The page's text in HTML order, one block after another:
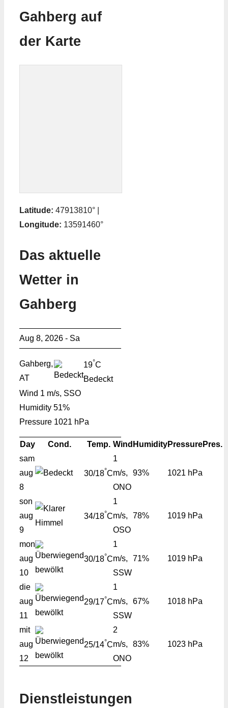
Gahberg auf
der Karte
Latitude: 47913810° |
Longitude: 13591460°
Das aktuelle
Wetter in
Gahberg
Aug 8, 2026 - Sa
Gahberg,
AT
19°C
Bedeckt
Wind 1 m/s, SSO
Humidity 51%
Pressure 1021 hPa
Day Cond. Temp. Wind HumidityPressurePres.
sam
aug
8
30/18°C
1
m/s,
ONO
93% 1021 hPa
son
aug
9
34/18°C
1
m/s,
OSO
78% 1019 hPa
mon
aug
10
30/18°C
1
m/s,
SSW
71% 1019 hPa
die
aug
11
29/17°C
1
m/s,
SSW
67% 1018 hPa
mit
aug
12
25/14°C
2
m/s,
ONO
83% 1023 hPa
Dienstleistungen